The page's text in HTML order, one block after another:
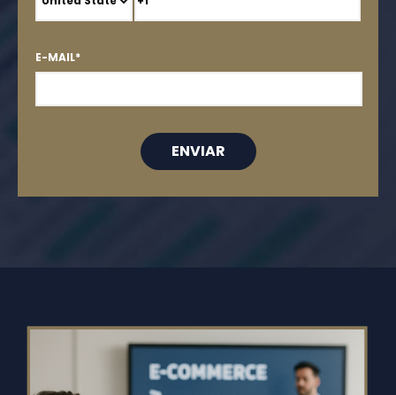
E-MAIL*